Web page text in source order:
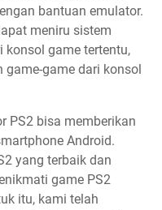
bantuan emulator.
meniru sistem
konsol game tertentu,
game dari konsol
PS2 bisa memberikan
Android.
yang terbaik dan
game PS2
itu, kami telah